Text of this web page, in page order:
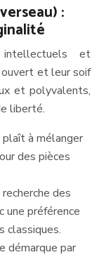
:
et
ouvert et leur soif
et polyvalents,
liberté.
plaît à mélanger
des pièces
des
une préférence
classiques.
démarque par